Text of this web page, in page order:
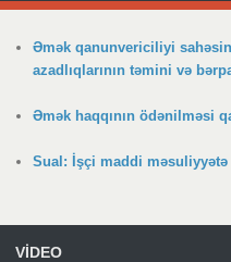
Əmək qanunvericiliyi
azadlıqlarının təmini və
Əmək haqqının ödənilməsi
Sual: İşçi maddi
VİDEO